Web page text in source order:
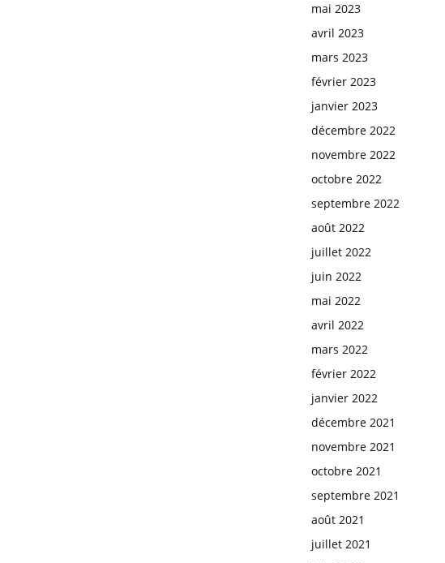
mai 2023
avril 2023
mars 2023
février 2023
janvier 2023
décembre 2022
novembre 2022
octobre 2022
septembre 2022
août 2022
juillet 2022
juin 2022
mai 2022
avril 2022
mars 2022
février 2022
janvier 2022
décembre 2021
novembre 2021
octobre 2021
septembre 2021
août 2021
juillet 2021